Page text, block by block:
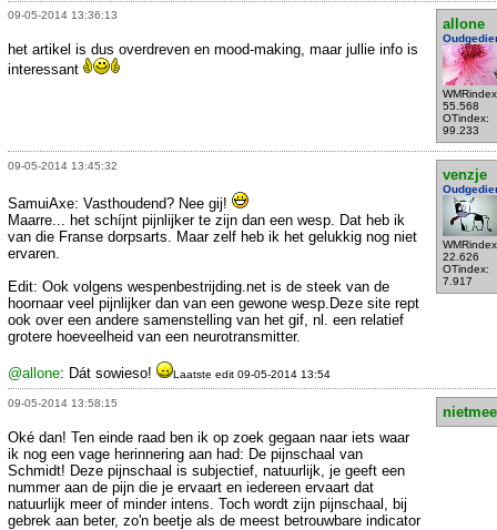
09-05-2014 13:36:13
allone
55.568
OTindex:
99.233
het artikel is dus overdreven en mood-making, maar jullie info is
interessant
09-05-2014 13:45:32
venzje
22.626
OTindex:
7.917
SamuiAxe: Vasthoudend? Nee gij!
Maarre... het schíjnt pijnlijker te zijn dan een wesp. Dat heb ik
van die Franse dorpsarts. Maar zelf heb ik het gelukkig nog niet
ervaren.
Edit: Ook volgens wespenbestrijding.net is de steek van de
hoornaar veel pijnlijker dan van een gewone wesp.Deze site rept
ook over een andere samenstelling van het gif, nl. een relatief
grotere hoeveelheid van een neurotransmitter.
@allone: Dát sowieso! Laatste edit 09-05-2014 13:54
09-05-2014 13:58:15
Oké dan! Ten einde raad ben ik op zoek gegaan naar iets waar
ik nog een vage herinnering aan had: De pijnschaal van
Schmidt! Deze pijnschaal is subjectief, natuurlijk, je geeft een
nummer aan de pijn die je ervaart en iedereen ervaart dat
natuurlijk meer of minder intens. Toch wordt zijn pijnschaal, bij
gebrek aan beter, zo'n beetje als de meest betrouwbare indicator